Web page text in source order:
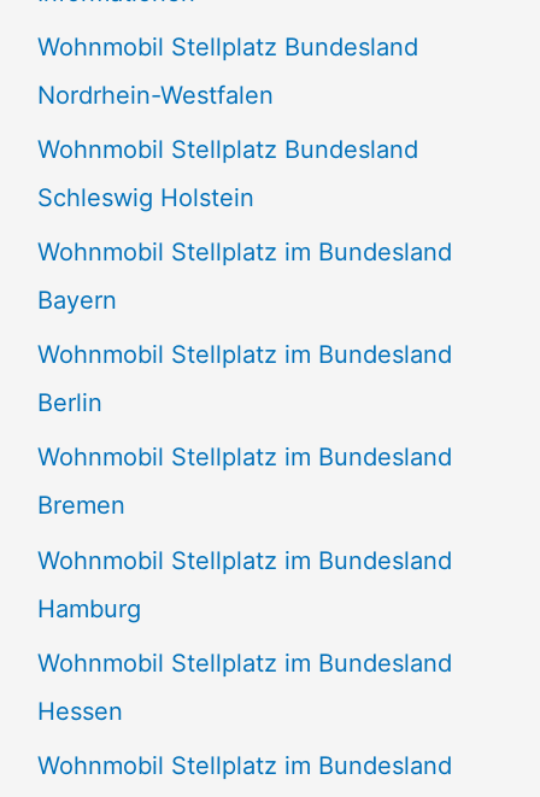
n
n
a
c
h
:
Wohnmobil Stellplatz Bundesland
Nordrhein-Westfalen
Wohnmobil Stellplatz Bundesland
Schleswig Holstein
Wohnmobil Stellplatz im Bundesland
Bayern
Wohnmobil Stellplatz im Bundesland
Berlin
Wohnmobil Stellplatz im Bundesland
Bremen
Wohnmobil Stellplatz im Bundesland
Hamburg
Wohnmobil Stellplatz im Bundesland
Hessen
Wohnmobil Stellplatz im Bundesland